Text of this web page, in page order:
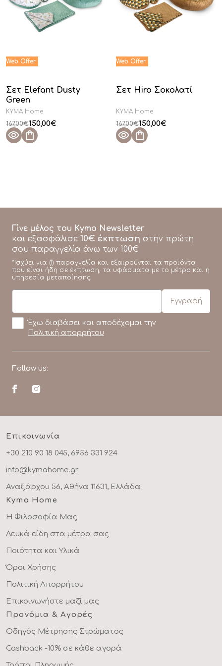
Σετ Elefant Dusty
Green
KYMA Home
167,00€150,00€
Σετ Hiro Σοκολατί
KYMA Home
167,00€150,00€
Γίνε μέλος του Kyma Newsletter
και εξασφάλισε 10€ έκπτωση στην πρώτη
σου παραγγελία άνω των 100€
*Ισχύει για (1) παραγγελία και εξαιρούνται τα προϊόντα
που είναι ήδη σε έκπτωση, τα υφάσματα με το μέτρο και η
υπηρεσία μεταποίησης.
Έχω διαβάσει και αποδέχομαι την
Πολιτική απορρήτου
Follow us:
Επικοινωνία
+30 210 90 18 045, 6956 331 924
info@kymahome.gr
Αναξάρχου 56, Αθήνα 11631, Ελλάδα
Kyma Home
Η Φιλοσοφία Μας
Λευκά είδη στα μέτρα σας
Ποιότητα και Υλικά
Όροι Χρήσης
Πολιτική Απορρήτου
Επικοινωνήστε μαζί μας
Προνόμια & Αγορές
Οδηγός Μέτρησης Στρώματος
Cashback -10% σε κάθε αγορά